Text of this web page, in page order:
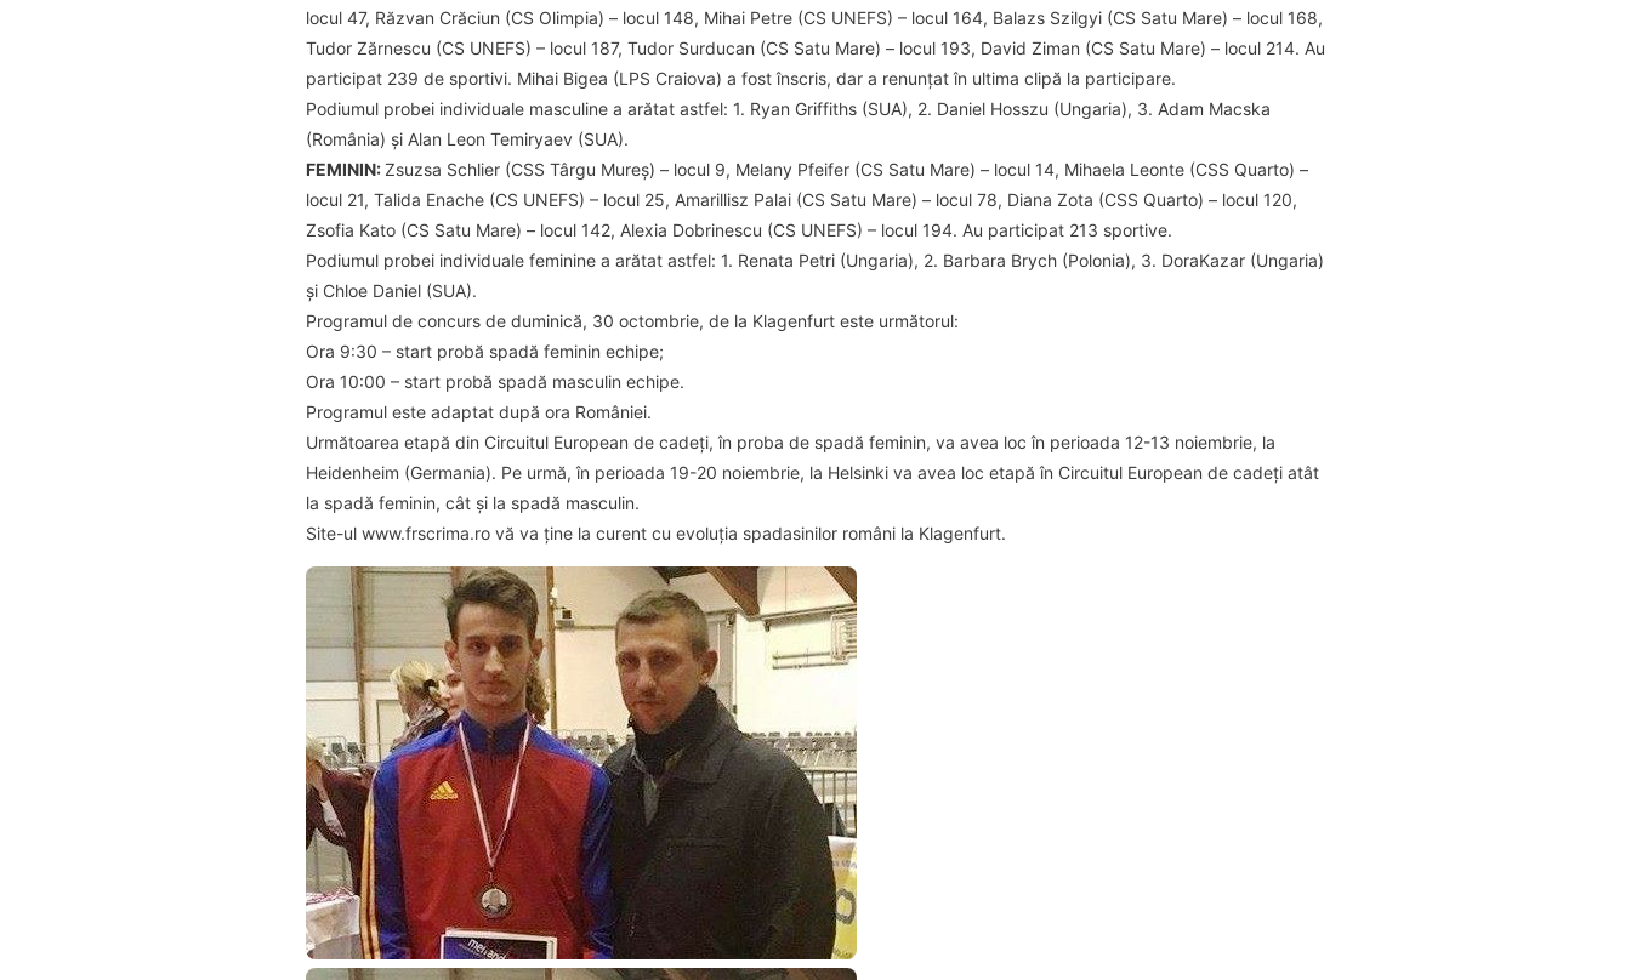
locul 47, Răzvan Crăciun (CS Olimpia) – locul 148, Mihai Petre (CS UNEFS) – locul 164, Balazs Szilgyi (CS Satu Mare) – locul 168,
Tudor Zărnescu (CS UNEFS) – locul 187, Tudor Surducan (CS Satu Mare) – locul 193, David Ziman (CS Satu Mare) – locul 214. Au
participat 239 de sportivi. Mihai Bigea (LPS Craiova) a fost înscris, dar a renunțat în ultima clipă la participare.
Podiumul probei individuale masculine a arătat astfel: 1. Ryan Griffiths (SUA), 2. Daniel Hosszu (Ungaria), 3. Adam Macska
(România) și Alan Leon Temiryaev (SUA).
FEMININ:Zsuzsa Schlier (CSS Târgu Mureș) – locul 9, Melany Pfeifer (CS Satu Mare) – locul 14, Mihaela Leonte (CSS Quarto) –
locul 21, Talida Enache (CS UNEFS) – locul 25, Amarillisz Palai (CS Satu Mare) – locul 78, Diana Zota (CSS Quarto) – locul 120,
Zsofia Kato (CS Satu Mare) – locul 142, Alexia Dobrinescu (CS UNEFS) – locul 194. Au participat 213 sportive.
Podiumul probei individuale feminine a arătat astfel: 1. Renata Petri (Ungaria), 2. Barbara Brych (Polonia), 3. DoraKazar (Ungaria)
și Chloe Daniel (SUA).
Programul de concurs de duminică, 30 octombrie, de la Klagenfurt este următorul:
Ora 9:30 – start probă spadă feminin echipe;
Ora 10:00 – start probă spadă masculin echipe.
Programul este adaptat după ora României.
Următoarea etapă din Circuitul European de cadeți, în proba de spadă feminin, va avea loc în perioada 12-13 noiembrie, la
Heidenheim (Germania). Pe urmă, în perioada 19-20 noiembrie, la Helsinki va avea loc etapă în Circuitul European de cadeți atât
la spadă feminin, cât și la spadă masculin.
Site-ul www.frscrima.ro vă va ține la curent cu evoluția spadasinilor români la Klagenfurt.